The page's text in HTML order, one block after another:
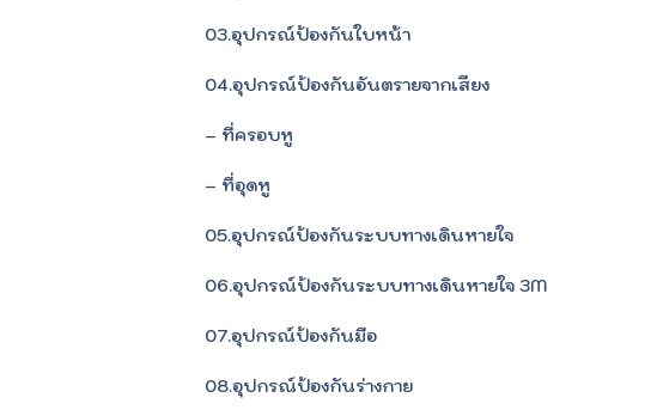
03.อุปกรณ์ป้องกันใบหน้า
04.อุปกรณ์ป้องกันอันตรายจากเสียง
– ที่ครอบหู
– ที่อุดหู
05.อุปกรณ์ป้องกันระบบทางเดินหายใจ
06.อุปกรณ์ป้องกันระบบทางเดินหายใจ 3M
07.อุปกรณ์ป้องกันมือ
08.อุปกรณ์ป้องกันร่างกาย